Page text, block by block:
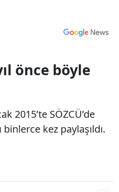
önce böyle
2015’te SÖZCÜ’de
binlerce kez paylaşıldı.